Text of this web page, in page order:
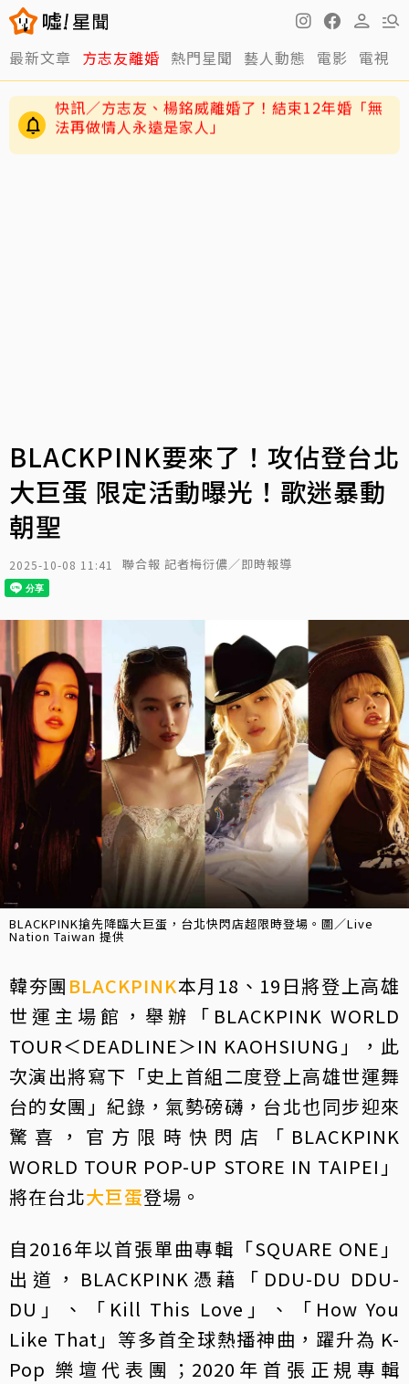
最新文章 方志友離婚 熱門星聞 藝人動態 電影 電視
12年婚姻走到盡頭早有跡象？楊銘威、方志友過
去婚姻裂痕一次看
BLACKPINK要來了！攻佔登台北
大巨蛋 限定活動曝光！歌迷暴動
朝聖
2025-10-08 11:41 聯合報 記者梅衍儂／即時報導
BLACKPINK搶先降臨大巨蛋，台北快閃店超限時登場。圖／Live
Nation Taiwan 提供
韓夯團 BLACKPINK本月18、19日將登上高雄
世運主場館，舉辦「BLACKPINK WORLD
TOUR＜DEADLINE＞IN KAOHSIUNG」，此
次演出將寫下「史上首組二度登上高雄世運舞
台的女團」紀錄，氣勢磅礴，台北也同步迎來
驚喜，官方限時快閃店「BLACKPINK
WORLD TOUR POP-UP STORE IN TAIPEI」
將在台北大巨蛋登場。
自2016年以首張單曲專輯「SQUARE ONE」
出道，BLACKPINK憑藉「DDU-DU DDU-
DU」、「Kill This Love」、「How You
Like That」等多首全球熱播神曲，躍升為 K-
Pop 樂壇代表團；2020年首張正規專輯